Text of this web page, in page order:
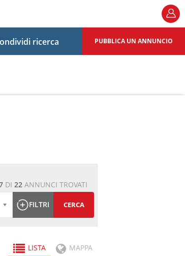
PUBBLICA UN ANNUNCIO
ricerca
DI 22 ANNUNCI TROVATI
FILTRI CERCA
LISTA MAPPA